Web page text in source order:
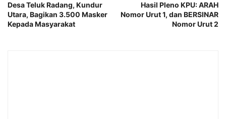
Desa Teluk Radang, Kundur
Utara, Bagikan 3.500 Masker
Kepada Masyarakat
Hasil Pleno KPU: ARAH
Nomor Urut 1, dan BERSINAR
Nomor Urut 2